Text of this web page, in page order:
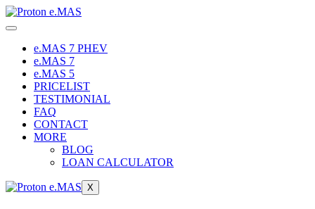
Skip
to
e.MAS 7 PHEV
e.MAS 7
e.MAS 5
PRICELIST
TESTIMONIAL
FAQ
CONTACT
MORE
BLOG
LOAN CALCULATOR
X